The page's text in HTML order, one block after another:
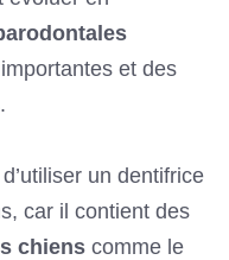
et des
un dentifrice
car il contient des
chiens comme le